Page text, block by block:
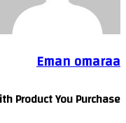
Eman omaraa
Product You Purchase